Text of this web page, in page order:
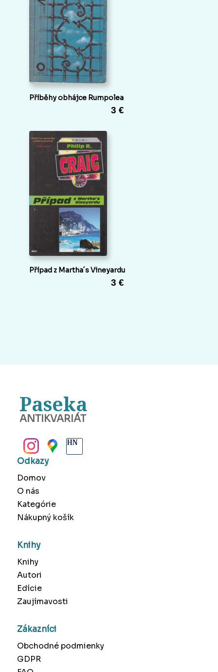
Příběhy obhájce Rumpolea
3 €
Případ z Martha´s Vineyardu
3 €
Paseka
ANTIKVARIÁT
Odkazy
Domov
O nás
Kategórie
Nákupný košík
Knihy
Knihy
Autori
Edície
Zaujímavosti
Zákazníci
Obchodné podmienky
GDPR